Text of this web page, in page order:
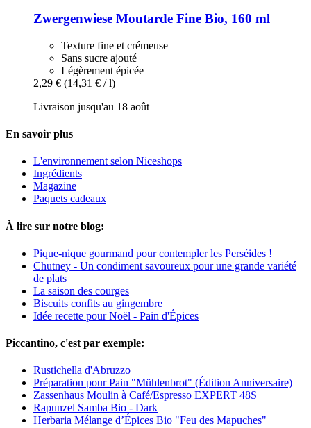
Zwergenwiese Moutarde Fine Bio, 160 ml
Texture fine et crémeuse
Sans sucre ajouté
Légèrement épicée
2,29 € (14,31 € / l)
Livraison jusqu'au 18 août
En savoir plus
L'environnement selon Niceshops
Ingrédients
Magazine
Paquets cadeaux
À lire sur notre blog:
Pique-nique gourmand pour contempler les Perséides !
Chutney - Un condiment savoureux pour une grande variété
de plats
La saison des courges
Biscuits confits au gingembre
Idée recette pour Noël - Pain d'Épices
Piccantino, c'est par exemple:
Rustichella d'Abruzzo
Préparation pour Pain "Mühlenbrot" (Édition Anniversaire)
Zassenhaus Moulin à Café/Espresso EXPERT 48S
Rapunzel Samba Bio - Dark
Herbaria Mélange d’Épices Bio "Feu des Mapuches"